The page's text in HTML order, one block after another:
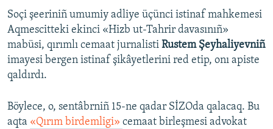
RFE/RS bütün saytları
Soçi şeeriniñ umumiy adliye üçünci istinaf mahkemesi
Aqmescitteki ekinci «Hizb ut-Tahrir davasınıñ»
mabüsi, qırımlı cemaat jurnalisti Rustem Şeyhaliyevniñ
imayesi bergen istinaf şikâyetlerini red etip, onı apiste
qaldırdı.
Böylece, o, sentâbrniñ 15-ne qadar SİZOda qalacaq. Bu
aqta «Qırım birdemligi» cemaat birleşmesi advokat